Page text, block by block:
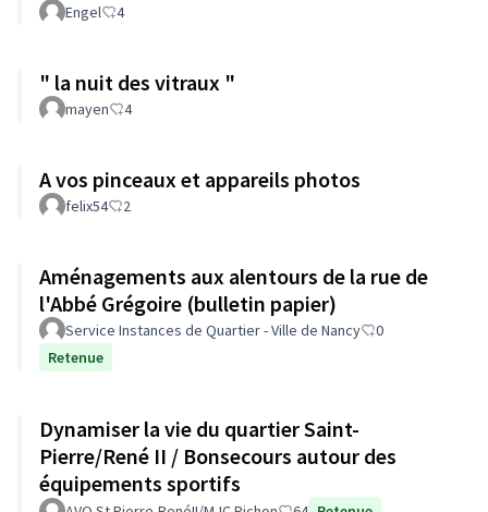
Engel 4
" la nuit des vitraux "
mayen 4
A vos pinceaux et appareils photos
felix54 2
Aménagements aux alentours de la rue de
l'Abbé Grégoire (bulletin papier)
Service Instances de Quartier - Ville de Nancy
0
Retenue
Dynamiser la vie du quartier Saint-
Pierre/René II / Bonsecours autour des
équipements sportifs